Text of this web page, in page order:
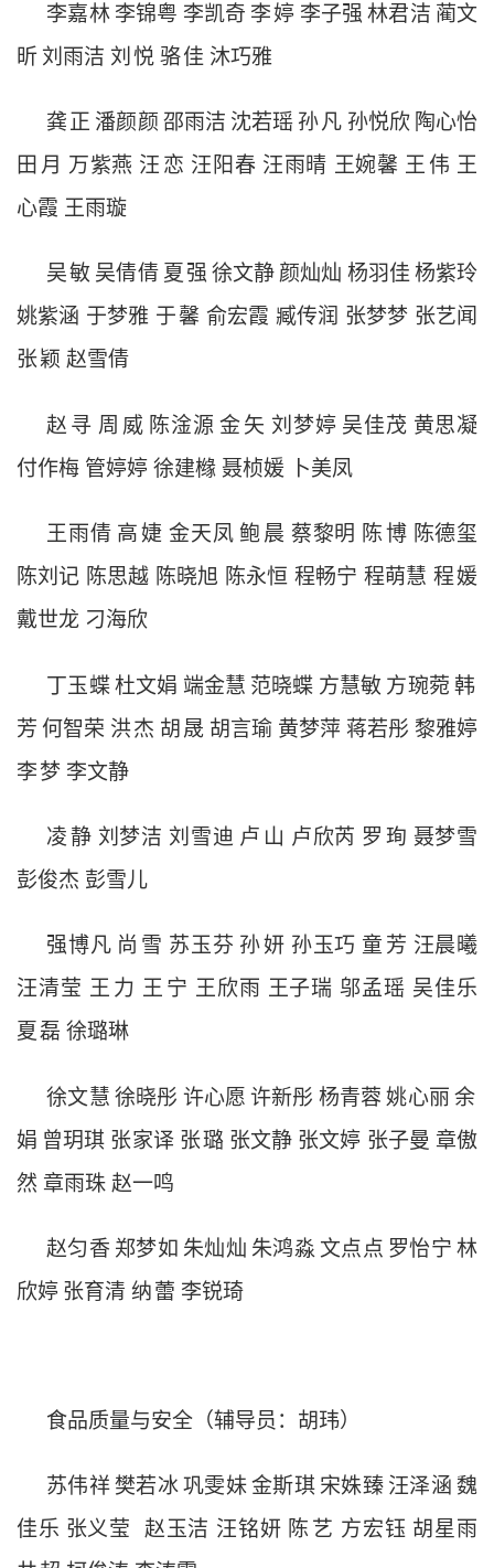
李嘉林 李锦粤 李凯奇 李婷 李子强 林君洁 蔺文
昕 刘雨洁 刘 悦 骆佳 沐巧雅
龚 正 潘颜颜 邵雨洁 沈若瑶 孙凡 孙悦欣 陶心怡
田 月 万紫燕 汪 恋 汪阳春 汪雨晴 王婉馨 王 伟 王
心霞 王雨璇
吴敏 吴倩倩 夏 强 徐文静 颜灿灿 杨羽佳 杨紫玲
姚紫涵 于梦雅 于馨 俞宏霞 臧传润 张梦梦 张艺闻
张颖 赵雪倩
赵 寻 周 威 陈淦源 金矢 刘梦婷 吴佳茂 黄思凝
付作梅 管婷婷 徐建橼 聂桢媛 卜美凤
王雨倩 高婕 金天凤 鲍晨 蔡黎明 陈博 陈德玺
陈刘记 陈思越 陈晓旭 陈永恒 程畅宁 程萌慧 程媛
戴世龙 刁海欣
丁玉蝶 杜文娟 端金慧 范晓蝶 方慧敏 方琬菀 韩
芳 何智荣 洪杰 胡 晟 胡言瑜 黄梦萍 蒋若彤 黎雅婷
李梦 李文静
凌静 刘梦洁 刘雪迪 卢 山 卢欣芮 罗 珣 聂梦雪
彭俊杰 彭雪儿
强博凡 尚 雪 苏玉芬 孙妍 孙玉巧 童 芳 汪晨曦
汪清莹 王 力 王 宁 王欣雨 王子瑞 邬孟瑶 吴佳乐
夏 磊 徐璐琳
徐文慧 徐晓彤 许心愿 许新彤 杨青蓉 姚心丽 余
娟 曾玥琪 张家译 张璐 张文静 张文婷 张子曼 章傲
然 章雨珠 赵一鸣
赵匀香 郑梦如 朱灿灿 朱鸿淼 文点点 罗怡宁 林
欣婷 张育清 纳蕾 李锐琦
食品质量与安全（辅导员：胡玮）
苏伟祥 樊若冰 巩雯妹 金斯琪 宋姝臻 汪泽涵 魏
佳乐 张义莹 赵玉洁 汪铭妍 陈艺 方宏钰 胡星雨